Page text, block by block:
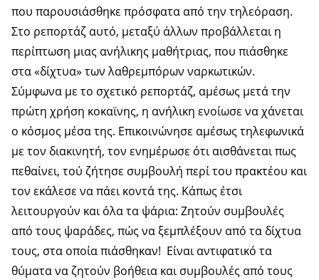
που παρουσιάσθηκε πρόσφατα από την τηλεόραση.
Στο ρεπορτάζ αυτό, μεταξύ άλλων προβάλλεται η
περίπτωση μιας ανήλικης μαθήτριας, που πιάσθηκε
στα «δίχτυα» των λαθρεμπόρων ναρκωτικών.
Σύμφωνα με το σχετικό ρεπορτάζ, αμέσως μετά την
πρώτη χρήση κοκαϊνης, η ανήλικη ενοίωσε να χάνεται
ο κόσμος μέσα της. Επικοινώνησε αμέσως τηλεφωνικά
με τον διακινητή, τον ενημέρωσε ότι αισθάνεται πως
πεθαίνει, τού ζήτησε συμβουλή περί του πρακτέου και
τον εκάλεσε να πάει κοντά της. Κάπως έτσι
λειτουργούν και όλα τα ψάρια: Ζητούν συμβουλές
από τους ψαράδες, πώς να ξεμπλέξουν από τα δίχτυα
τους, στα οποία πιάσθηκαν! Είναι αντιφατικό τα
θύματα να ζητούν βοήθεια και συμβουλές από τους